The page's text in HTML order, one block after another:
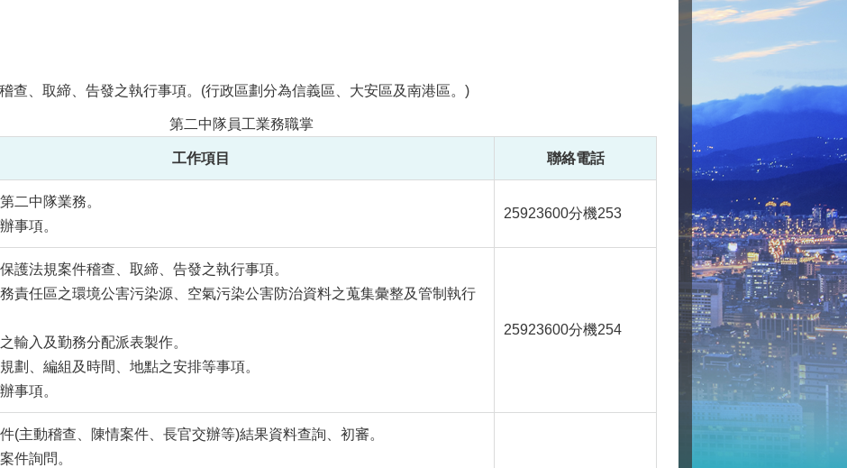
查、取締、告發之執行事項。(行政區劃分為信義區、大安區及南港區。)
工作項目 聯絡電話
第二中隊員工業務職掌
二中隊業務。
事項。
25923600分機253
護法規案件稽查、取締、告發之執行事項。
責任區之環境公害污染源、空氣污染公害防治資料之蒐集彙整及管制執行
輸入及勤務分配派表製作。
劃、編組及時間、地點之安排等事項。
事項。
25923600分機254
(主動稽查、陳情案件、長官交辦等)結果資料查詢、初審。
件詢問。